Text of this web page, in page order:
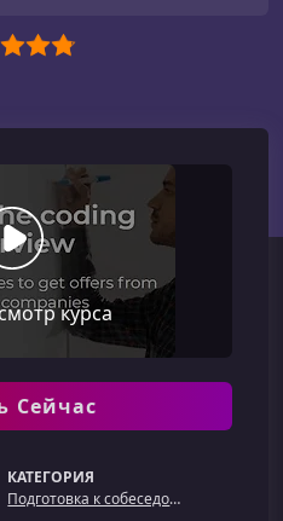
курса
Сейчас
КАТЕГОРИЯ
Подготовка к собеседованию